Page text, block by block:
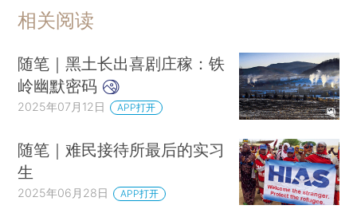
相关阅读
随笔｜黑土长出喜剧庄稼：铁
岭幽默密码
2025年07月12日 APP打开
随笔｜难民接待所最后的实习
生
2025年06月28日 APP打开